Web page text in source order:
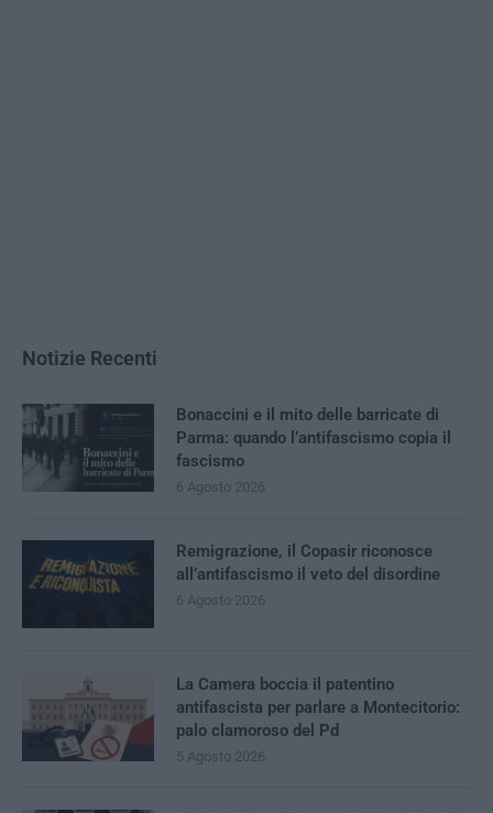
Notizie Recenti
Bonaccini e il mito delle barricate di
Parma: quando l’antifascismo copia il
fascismo
6 Agosto 2026
Remigrazione, il Copasir riconosce
all’antifascismo il veto del disordine
6 Agosto 2026
La Camera boccia il patentino
antifascista per parlare a Montecitorio:
palo clamoroso del Pd
5 Agosto 2026